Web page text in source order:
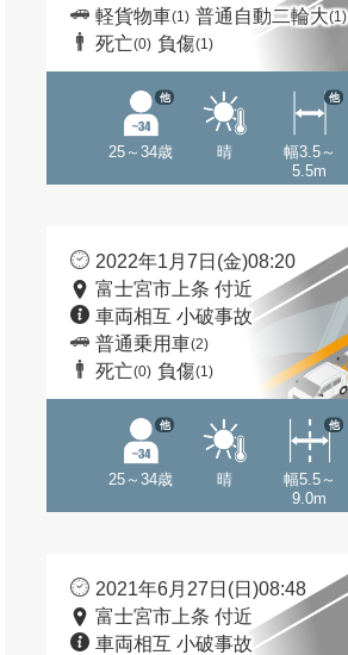
軽貨物車(1) 普通自動二輪大(1)
死亡(0) 負傷(1)
25～34歳
他
晴
幅3.5～
5.5m
他
2022年1月7日(金)08:20
富士宮市上条 付近
車両相互 小破事故
普通乗用車(2)
死亡(0) 負傷(1)
25～34歳
他
晴
幅5.5～
9.0m
他
2021年6月27日(日)08:48
富士宮市上条 付近
車両相互 小破事故